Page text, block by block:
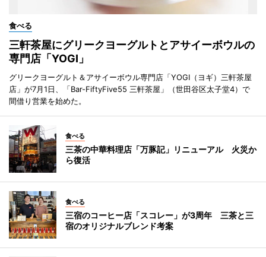
食べる
三軒茶屋にグリークヨーグルトとアサイーボウルの
専門店「YOGI」
グリークヨーグルト＆アサイーボウル専門店「YOGI（ヨギ）三軒茶屋
店」が7月1日、「Bar-FiftyFive55 三軒茶屋」（世田谷区太子堂4）で
間借り営業を始めた。
食べる
三茶の中華料理店「万豚記」リニューアル 火災か
ら復活
食べる
三宿のコーヒー店「スコレー」が3周年 三茶と三
宿のオリジナルブレンド考案